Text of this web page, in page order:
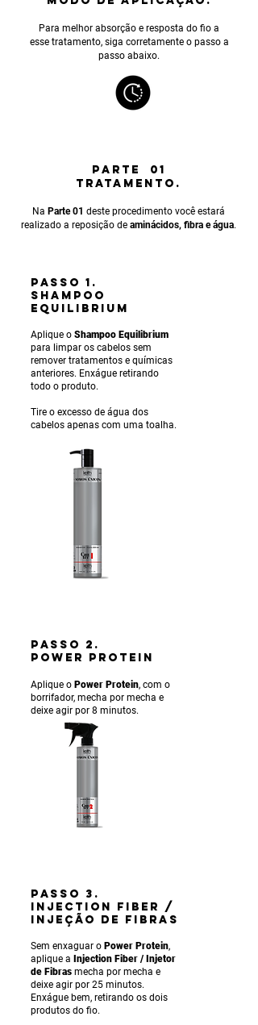
Para melhor absorção e resposta do fio a
esse tratamento, siga corretamente o passo a
passo abaixo.
PARTE 01
TRATAMENTO.
Na Parte 01 deste procedimento você estará
realizado a reposição de aminácidos, fibra e água.
PASSO 1.
SHAMPOO
EQUILIBRIUM
Aplique o Shampoo Equilibrium
para limpar os cabelos sem
remover tratamentos e químicas
anteriores. Enxágue retirando
todo o produto.
Tire o excesso de água dos
cabelos apenas com uma toalha.
PASSO 2.
POWER PROTEIN
Aplique o Power Protein, com o
borrifador, mecha por mecha e
deixe agir por 8 minutos.
PASSO 3.
INJECTION FIBER /
INJEÇÃO DE FIBRAS
Sem enxaguar o Power Protein,
aplique a Injection Fiber / Injetor
de Fibras mecha por mecha e
deixe agir por 25 minutos.
Enxágue bem, retirando os dois
produtos do fio.